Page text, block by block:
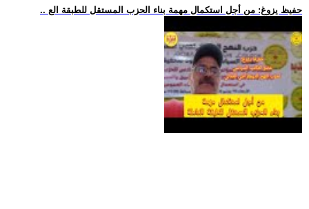
.. حفيظ يزوغ: من أجل استكمال مهمة بناء الحزب المستقل للطبقة الع